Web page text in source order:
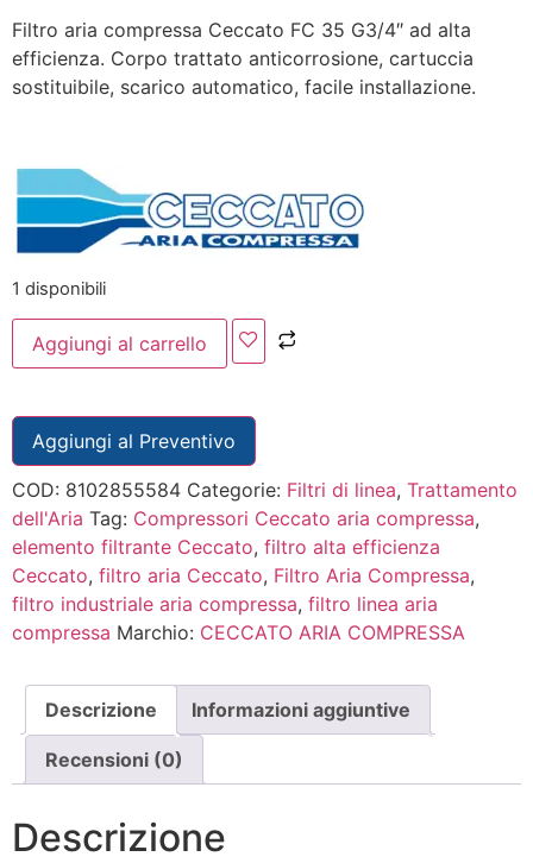
Filtro aria compressa Ceccato FC 35 G3/4″ ad alta
efficienza. Corpo trattato anticorrosione, cartuccia
sostituibile, scarico automatico, facile installazione.
1 disponibili
Aggiungi al carrello
Aggiungi al Preventivo
COD: 8102855584 Categorie: Filtri di linea, Trattamento
dell'Aria Tag: Compressori Ceccato aria compressa,
elemento filtrante Ceccato, filtro alta efficienza
Ceccato, filtro aria Ceccato, Filtro Aria Compressa,
filtro industriale aria compressa, filtro linea aria
compressa Marchio: CECCATO ARIA COMPRESSA
Descrizione Informazioni aggiuntive
Recensioni (0)
Descrizione